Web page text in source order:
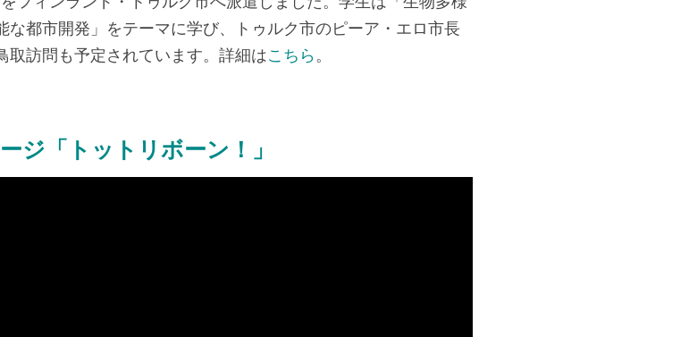
都市開発」をテーマに学び、トゥルク市のピーア・エロ市長
訪問も予定されています。詳細はこちら。
ジ「トットリボーン！」